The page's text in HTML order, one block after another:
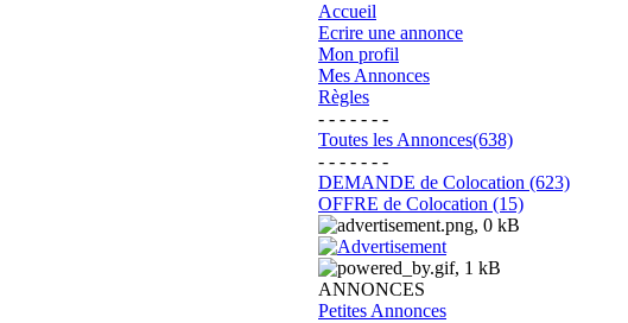
Accueil
Ecrire une annonce
Mon profil
Mes Annonces
Règles
- - - - - - -
Toutes les Annonces(638)
- - - - - - -
DEMANDE de Colocation (623)
OFFRE de Colocation (15)
ANNONCES
Petites Annonces